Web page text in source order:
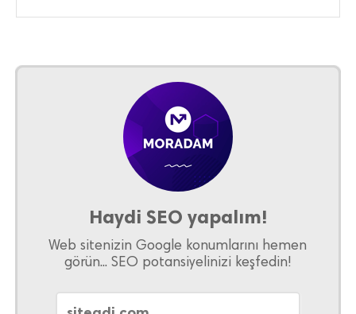
Haydi SEO yapalım!
Web sitenizin Google konumlarını hemen
görün... SEO potansiyelinizi keşfedin!